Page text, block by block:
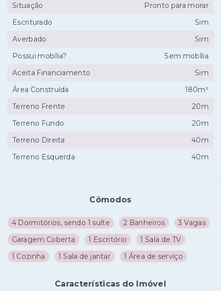
Cômodos
4 Dormitórios, sendo 1 suíte 2 Banheiros
3 Vagas
Garagem Coberta
1 Escritório
1 Sala de TV
1 Cozinha
1 Sala de jantar 1 Área de serviço
Características do Imóvel
Situação
Pronto para morar
Escriturado
Sim
Averbado
Sim
Possui mobília?
Sem mobília
Aceita Financiamento
Sim
Área Construída
180m²
Terreno Frente
20m
Terreno Fundo
20m
Terreno Direita
40m
Terreno Esquerda
40m